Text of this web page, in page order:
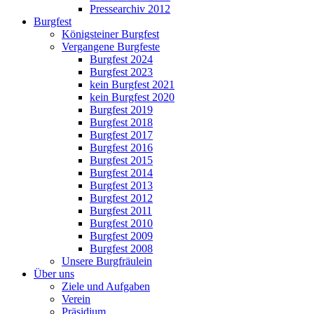
Pressearchiv 2012
Burgfest
Königsteiner Burgfest
Vergangene Burgfeste
Burgfest 2024
Burgfest 2023
kein Burgfest 2021
kein Burgfest 2020
Burgfest 2019
Burgfest 2018
Burgfest 2017
Burgfest 2016
Burgfest 2015
Burgfest 2014
Burgfest 2013
Burgfest 2012
Burgfest 2011
Burgfest 2010
Burgfest 2009
Burgfest 2008
Unsere Burgfräulein
Über uns
Ziele und Aufgaben
Verein
Präsidium